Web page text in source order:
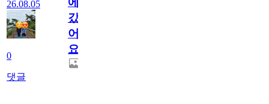
26.08.05
0
댓글
갔
어
요.